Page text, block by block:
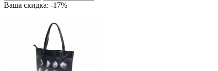
Ваша скидка: -17%